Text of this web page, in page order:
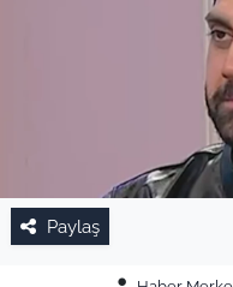
Paylaş